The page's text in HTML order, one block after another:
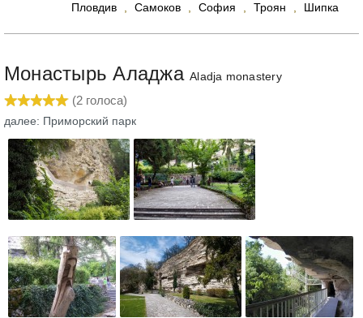
Пловдив
Самоков София Троян Шипка
Монастырь АладжаAladja monastery
(2 голоса)
далее: Приморский парк